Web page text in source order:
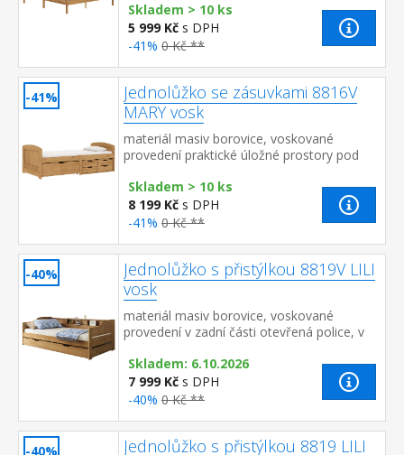
matrace 180 × 200 cm nebo 2 k...
Skladem > 10 ks
5 999 Kč s DPH
-41% 0 Kč **
-41%
Jednolůžko se zásuvkami 8816V
MARY vosk
materiál masiv borovice, voskované
provedení praktické úložné prostory pod
(dřevěný laťkový), mat...
Skladem > 10 ks
8 199 Kč s DPH
-41% 0 Kč **
-40%
Jednolůžko s přistýlkou 8819V LILI
vosk
materiál masiv borovice, voskované
provedení v zadní části otevřená police, v
roštů (dřevěné laťko...
Skladem: 6.10.2026
7 999 Kč s DPH
-40% 0 Kč **
-40% Jednolůžko s přistýlkou 8819 LILI